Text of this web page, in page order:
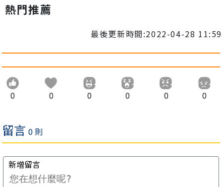
熱門推薦
最後更新時間:2022-04-28 11:59
0 0 0 0 0 0